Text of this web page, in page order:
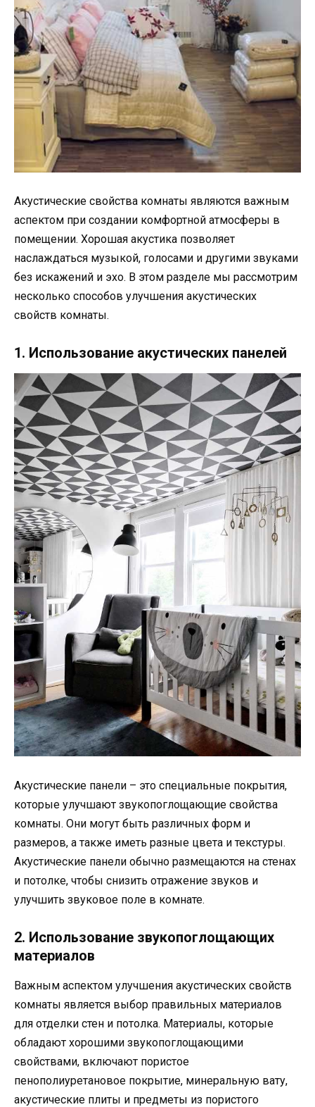
Акустические свойства комнаты являются важным
аспектом при создании комфортной атмосферы в
помещении. Хорошая акустика позволяет
наслаждаться музыкой, голосами и другими звуками
без искажений и эхо. В этом разделе мы рассмотрим
несколько способов улучшения акустических
свойств комнаты.
1. Использование акустических панелей
Акустические панели – это специальные покрытия,
которые улучшают звукопоглощающие свойства
комнаты. Они могут быть различных форм и
размеров, а также иметь разные цвета и текстуры.
Акустические панели обычно размещаются на стенах
и потолке, чтобы снизить отражение звуков и
улучшить звуковое поле в комнате.
2. Использование звукопоглощающих
материалов
Важным аспектом улучшения акустических свойств
комнаты является выбор правильных материалов
для отделки стен и потолка. Материалы, которые
обладают хорошими звукопоглощающими
свойствами, включают пористое
пенополиуретановое покрытие, минеральную вату,
акустические плиты и предметы из пористого